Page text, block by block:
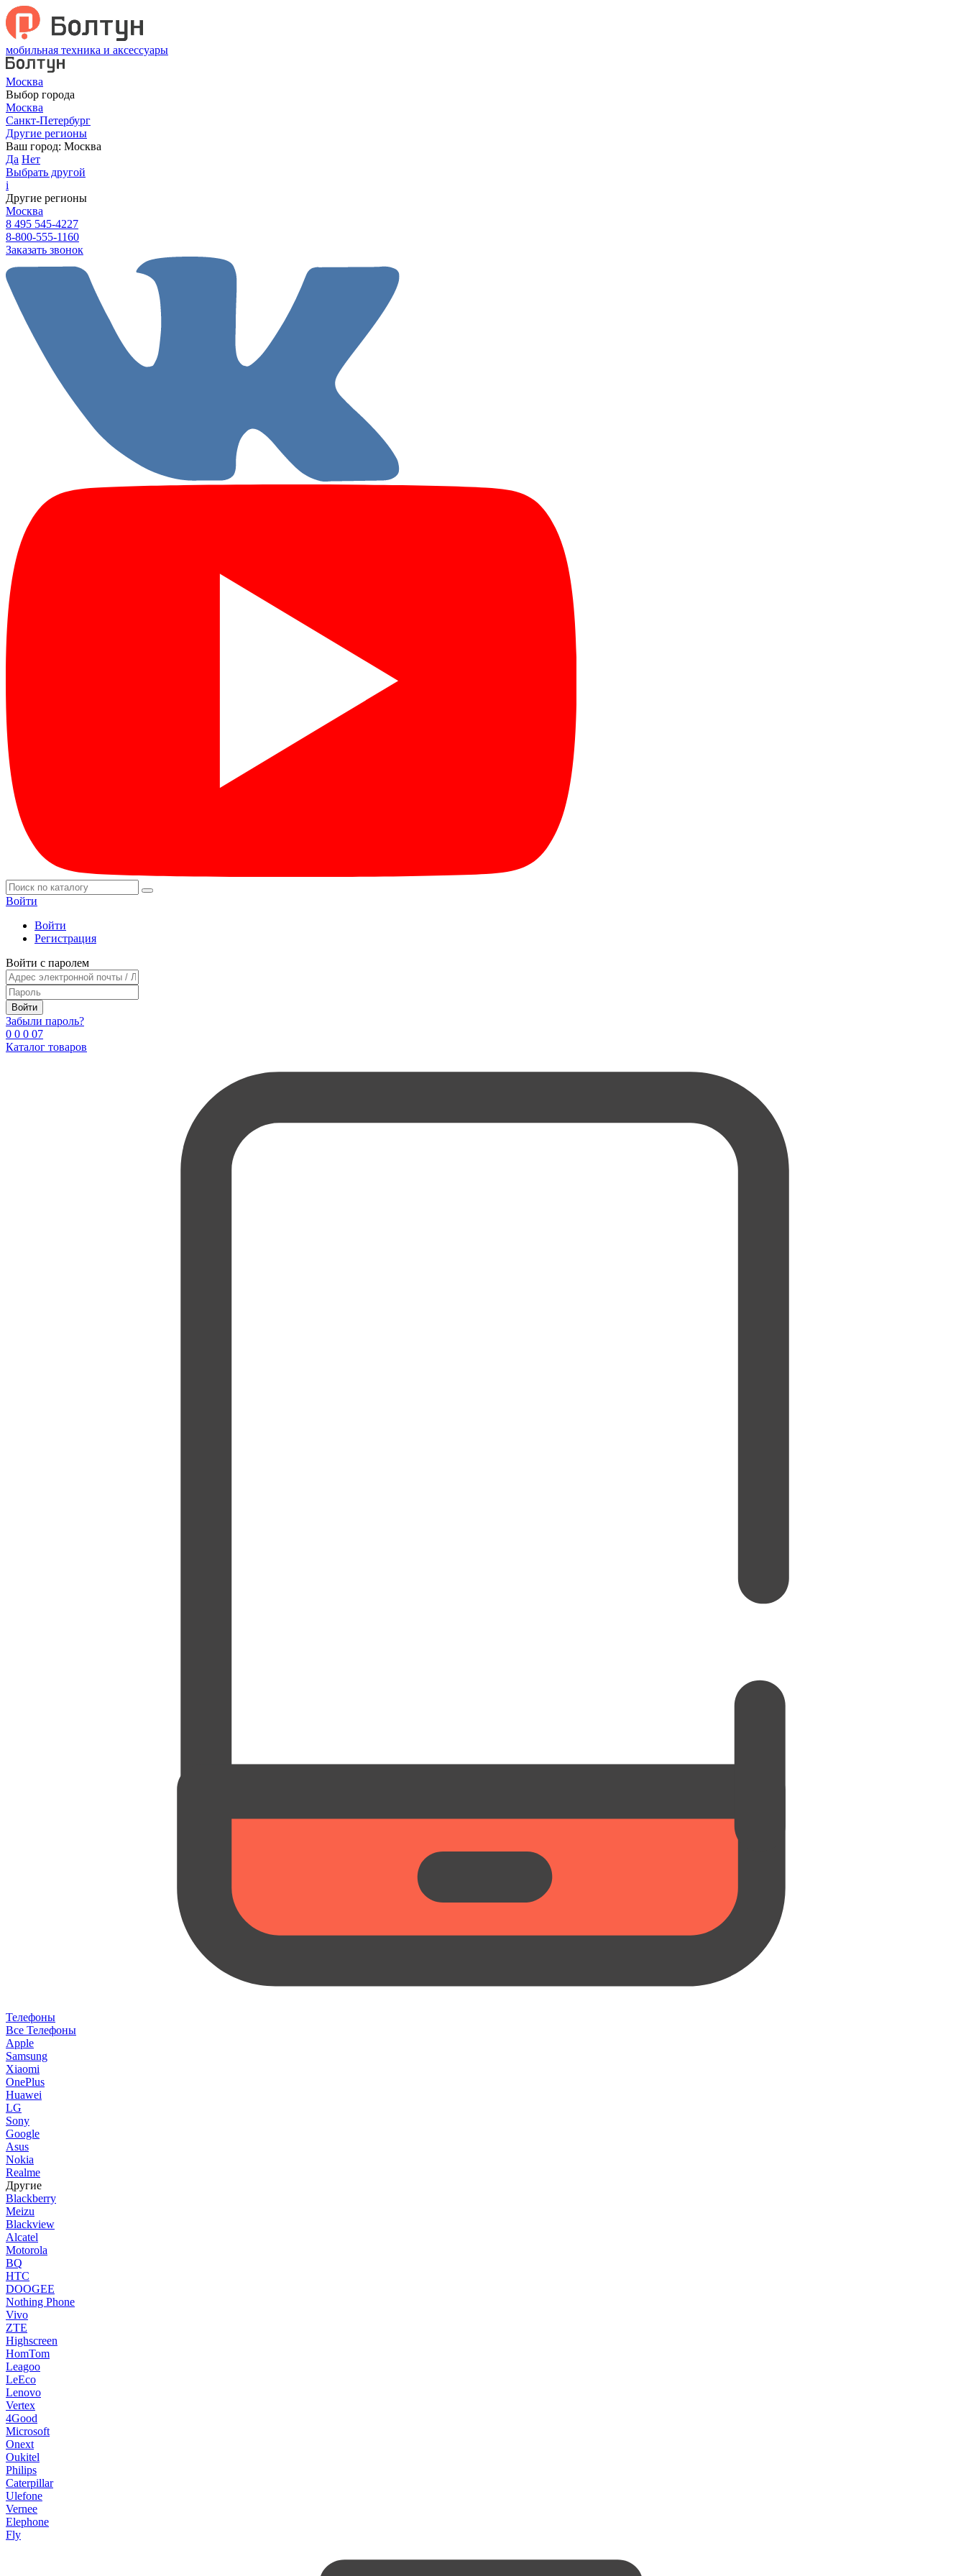
мобильная техника и аксессуары
Москва
Выбор города
Москва
Санкт-Петербург
Другие регионы
Ваш город: Москва
Да Нет
Выбрать другой
i
Другие регионы
Москва
8 495 545-4227
8-800-555-1160
Заказать звонок
Войти
Войти
Регистрация
Войти с паролем
Войти
Забыли пароль?
0 0 0 07
Каталог товаров
Телефоны
Все Телефоны
Apple
Samsung
Xiaomi
OnePlus
Huawei
LG
Sony
Google
Asus
Nokia
Realme
Другие
Blackberry
Meizu
Blackview
Alcatel
Motorola
BQ
HTC
DOOGEE
Nothing Phone
Vivo
ZTE
Highscreen
HomTom
Leagoo
LeEco
Lenovo
Vertex
4Good
Microsoft
Onext
Oukitel
Philips
Caterpillar
Ulefone
Vernee
Elephone
Fly